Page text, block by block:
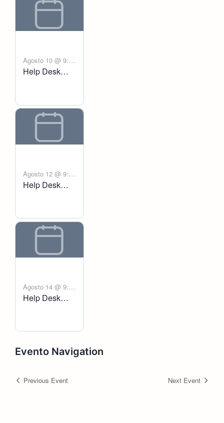
Agosto 10 @ 9:00
am - 6:00 pm
Help Desk
Agosto 12 @ 9:00
am - 6:00 pm
Help Desk
Agosto 14 @ 9:00
am - 6:00 pm
Help Desk
Evento Navigation
Previous Event Next Event